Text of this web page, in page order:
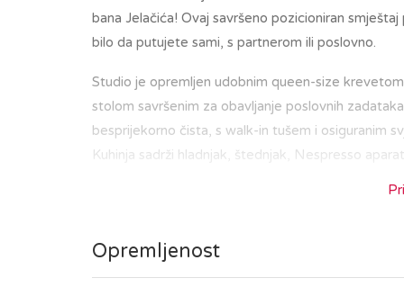
bana Jelačića! Ovaj savršeno pozicioniran
bilo da putujete sami, s partnerom ili poslovno.
Studio je opremljen udobnim queen-size
stolom savršenim za obavljanje poslovnih
besprijekorno čista, s walk-in tušem i osiguranim
Kuhinja sadrži hladnjak, štednjak, Nespresso
tržnicom Dolac i Trgom bana Jelačića, ili da
Opremljenost